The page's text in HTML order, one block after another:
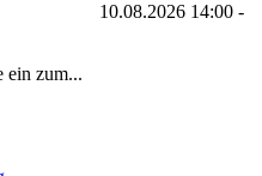
10.08.2026 14:00 -
ein zum...